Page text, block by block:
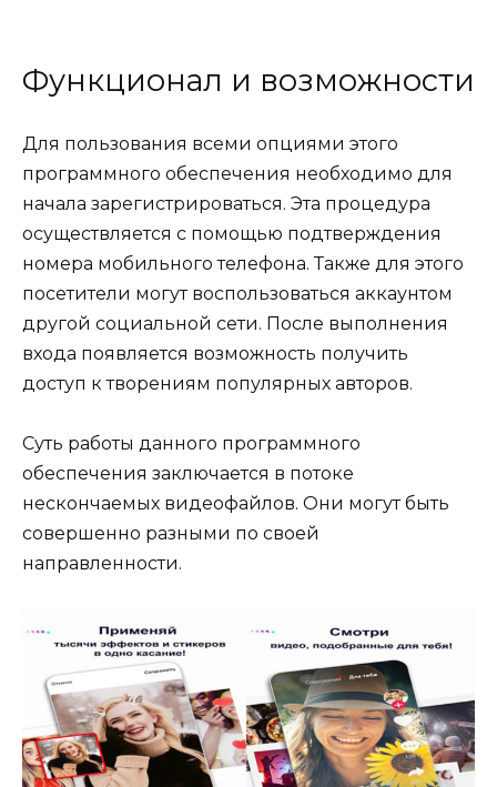
Функционал и возможности
Для пользования всеми опциями этого
программного обеспечения необходимо для
начала зарегистрироваться. Эта процедура
осуществляется с помощью подтверждения
номера мобильного телефона. Также для этого
посетители могут воспользоваться аккаунтом
другой социальной сети. После выполнения
входа появляется возможность получить
доступ к творениям популярных авторов.
Суть работы данного программного
обеспечения заключается в потоке
нескончаемых видеофайлов. Они могут быть
совершенно разными по своей
направленности.